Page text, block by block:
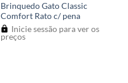
Brinquedo Gato Classic
Comfort Rato c/ pena
Inicie sessão para ver os
preços